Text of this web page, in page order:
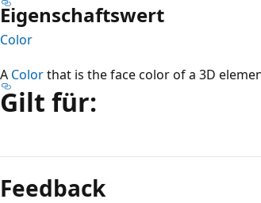
Eigenschaftswert
Color
A Colorthat is the face color of a 3D
Gilt für:
deaktiviert
Feedback